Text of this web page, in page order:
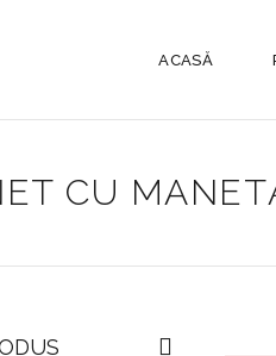
ACASĂ
CU